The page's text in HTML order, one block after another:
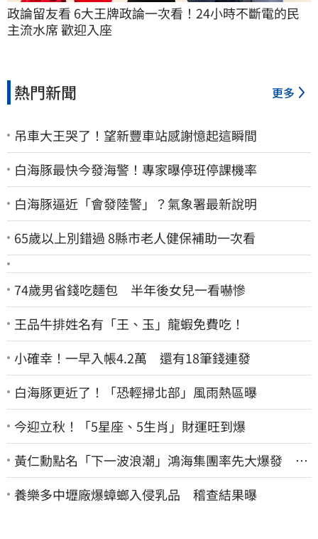
政論留友看 6大王牌政論一次看！24小時不斷電的民
主流水席 歡迎入座
熱門新聞 更多
吊車大王哭了！望新豐車站感謝憶起這瞬間
白海豚最快今發海警！專家曝停班停課機率
白海豚逼近「會發陸警」？氣象署最新說明
65歲以上別錯過 8縣市老人健保補助一次看
74歲男省錢吃麵包 半年後女兒一看嚇慘
王品牛排姓名有「王、玉」龍蝦免費吃！
小確幸！一早入帳4.2萬 還有18筆錢連發
白海豚更近了！「恐輕掃北部」風雨熱區曝
今迎立秋！「5星座、5生肖」財運旺到爆
黃仁勳點名「下一波浪潮」鴻海集團率先大爆發 台
股這族群全面噴出
養樂多中壢廠爆蟑螂入侵乳品 稽查結果曝